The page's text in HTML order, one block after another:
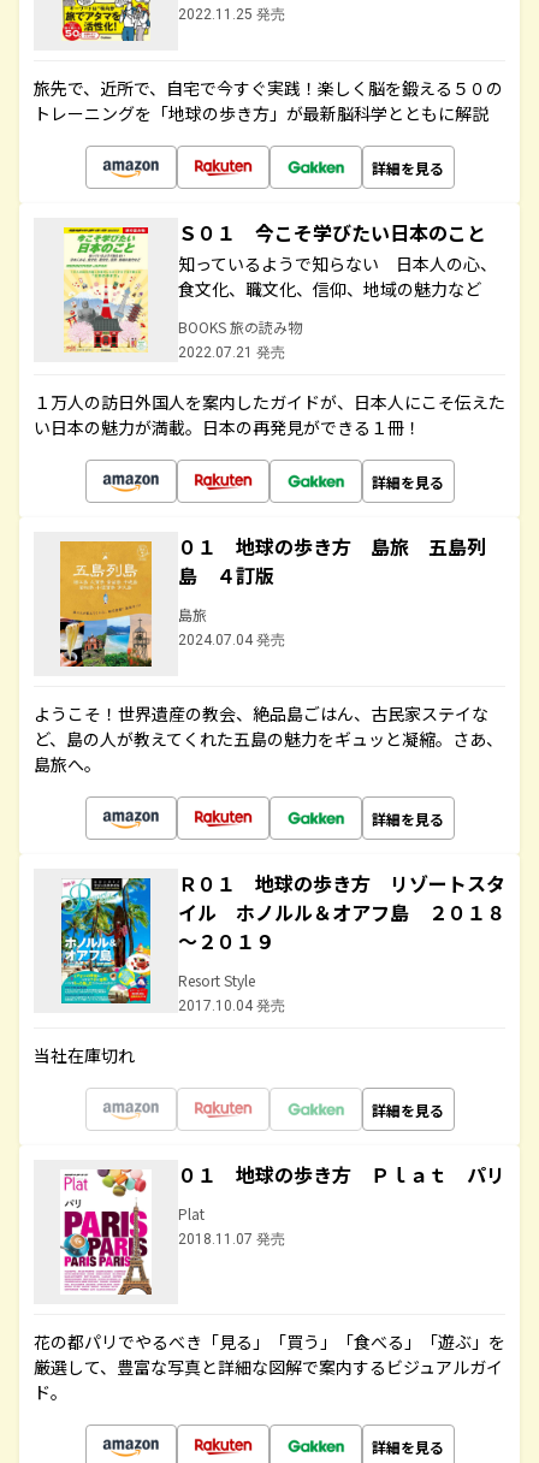
2022.11.25 発売
旅先で、近所で、自宅で今すぐ実践！楽しく脳を鍛える５０の
トレーニングを「地球の歩き方」が最新脳科学とともに解説
詳細を見る
Ｓ０１ 今こそ学びたい日本のこと
知っているようで知らない 日本人の心、
食文化、職文化、信仰、地域の魅力など
BOOKS 旅の読み物
2022.07.21 発売
１万人の訪日外国人を案内したガイドが、日本人にこそ伝えた
い日本の魅力が満載。日本の再発見ができる１冊！
詳細を見る
０１ 地球の歩き方 島旅 五島列
島 ４訂版
島旅
2024.07.04 発売
ようこそ！世界遺産の教会、絶品島ごはん、古民家ステイな
ど、島の人が教えてくれた五島の魅力をギュッと凝縮。さあ、
島旅へ。
詳細を見る
Ｒ０１ 地球の歩き方 リゾートスタ
イル ホノルル＆オアフ島 ２０１８
～２０１９
Resort Style
2017.10.04 発売
当社在庫切れ
詳細を見る
０１ 地球の歩き方 Ｐｌａｔ パリ
Plat
2018.11.07 発売
花の都パリでやるべき「見る」「買う」「食べる」「遊ぶ」を
厳選して、豊富な写真と詳細な図解で案内するビジュアルガイ
ド。
詳細を見る